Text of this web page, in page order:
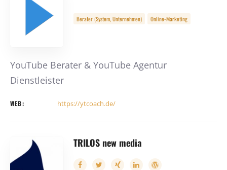
Berater (System, Unternehmen) Online-Marketing
YouTube Berater & YouTube Agentur
Dienstleister
WEB: https://ytcoach.de/
TRILOS new media